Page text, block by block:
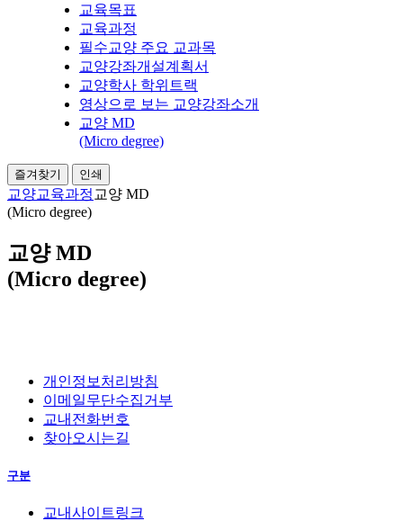
교육목표
교육과정
필수교양 주요 교과목
교양강좌개설계획서
교양학사 학위트랙
영상으로 보는 교양강좌소개
교양 MD
(Micro degree)
즐겨찾기 인쇄
교양교육과정 교양 MD
(Micro degree)
교양 MD
(Micro degree)
개인정보처리방침
이메일무단수집거부
교내전화번호
찾아오시는길
구분
교내사이트링크